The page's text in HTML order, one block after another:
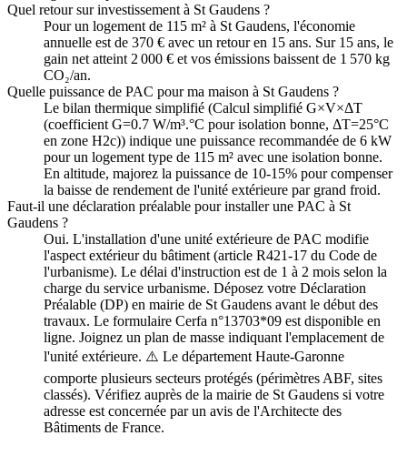
Quel retour sur investissement à St Gaudens ?
Pour un logement de 115 m² à St Gaudens, l'économie
annuelle est de 370 € avec un retour en 15 ans. Sur 15 ans, le
gain net atteint 2 000 € et vos émissions baissent de 1 570 kg
CO₂/an.
Quelle puissance de PAC pour ma maison à St Gaudens ?
Le bilan thermique simplifié (Calcul simplifié G×V×ΔT
(coefficient G=0.7 W/m³.°C pour isolation bonne, ΔT=25°C
en zone H2c)) indique une puissance recommandée de 6 kW
pour un logement type de 115 m² avec une isolation bonne.
En altitude, majorez la puissance de 10-15% pour compenser
la baisse de rendement de l'unité extérieure par grand froid.
Faut-il une déclaration préalable pour installer une PAC à St
Gaudens ?
Oui. L'installation d'une unité extérieure de PAC modifie
l'aspect extérieur du bâtiment (article R421-17 du Code de
l'urbanisme). Le délai d'instruction est de 1 à 2 mois selon la
charge du service urbanisme. Déposez votre Déclaration
Préalable (DP) en mairie de St Gaudens avant le début des
travaux. Le formulaire Cerfa n°13703*09 est disponible en
ligne. Joignez un plan de masse indiquant l'emplacement de
l'unité extérieure. ⚠️ Le département Haute-Garonne
comporte plusieurs secteurs protégés (périmètres ABF, sites
classés). Vérifiez auprès de la mairie de St Gaudens si votre
adresse est concernée par un avis de l'Architecte des
Bâtiments de France.